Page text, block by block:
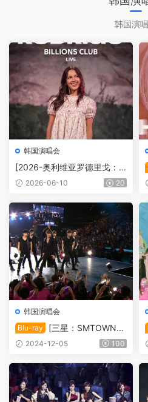
韩国演
韩国演唱会
[2026-奥利维亚罗德里戈：
十亿俱乐部演唱会 Olivia Rod
ve ][MKV/1.76 GiB]
2026-06-10 20
韩国演唱会
Blu-ray
[三星：SMTOWN洛
杉矶演唱会3D Samsung SM
World Tour In LA 3D 2011][I
SO/12.58G]
2024-12-05 100